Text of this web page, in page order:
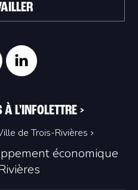
économique
L'INFOLETTRE >
de Trois-Rivières